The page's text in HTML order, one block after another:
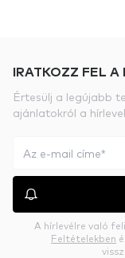
IRATKOZZ FEL
Értesülj a legújabb
ajánlatokról a
A hírlevélre való
Feltételekben